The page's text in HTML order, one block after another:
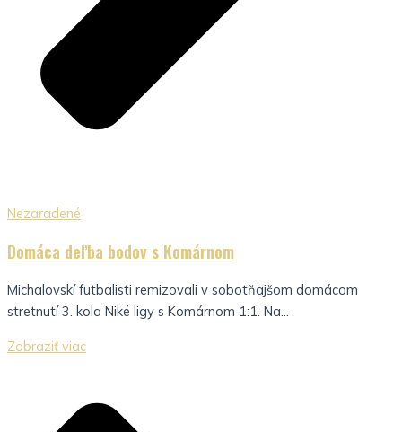
Nezaradené
Domáca deľba bodov s Komárnom
Michalovskí futbalisti remizovali v sobotňajšom domácom
stretnutí 3. kola Niké ligy s Komárnom 1:1. Na...
Zobraziť viac